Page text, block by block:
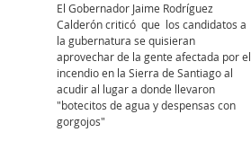
El Gobernador Jaime Rodríguez
Calderón criticó  que  los candidatos a
la gubernatura se quisieran
aprovechar de la gente afectada por el
incendio en la Sierra de Santiago al
acudir al lugar a donde llevaron
"botecitos de agua y despensas con
gorgojos"